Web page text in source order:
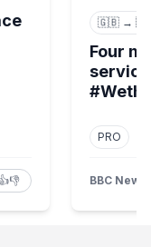
👍👎
🇬🇧 →
Four
service
PRO
BBC News